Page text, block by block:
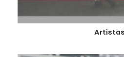
Artistas